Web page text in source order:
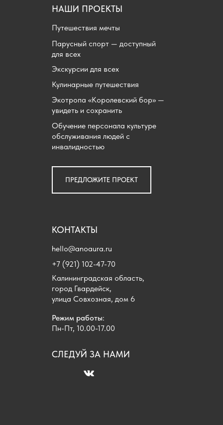
НАШИ ПРОЕКТЫ
Путешествия мечты
ПРЕДЛОЖИТЕ ПРОЕКТ
Парусный спорт — доступный
для всех
Экскурсии для всех
Кулинарные путешествия
Экотропа «Королевский бор» —
увидеть и сохранить
Обучение персонала культуре
обслуживания людей с
инвалидностью
КОНТАКТЫ
hello@anoaura.ru
+7 (921) 102-47-70
Калининградская область,
город Гвардейск,
улица Совхозная, дом 6
Режим работы:
Пн-Пт, 10.00-17.00
СЛЕДУЙ ЗА НАМИ